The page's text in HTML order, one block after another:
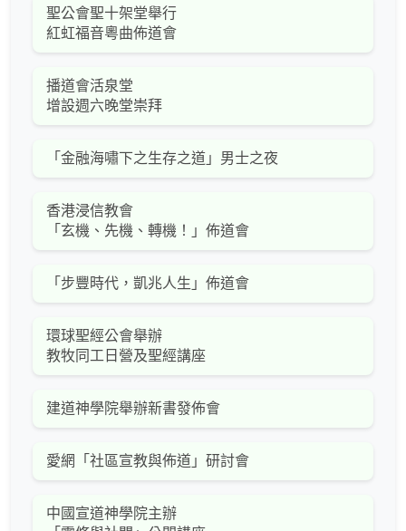
聖公會聖十架堂舉行
紅虹福音粵曲佈道會
播道會活泉堂
增設週六晚堂崇拜
「金融海嘯下之生存之道」男士之夜
香港浸信教會
「玄機、先機、轉機！」佈道會
「步豐時代，凱兆人生」佈道會
環球聖經公會舉辦
教牧同工日營及聖經講座
建道神學院舉辦新書發佈會
愛網「社區宣教與佈道」研討會
中國宣道神學院主辦